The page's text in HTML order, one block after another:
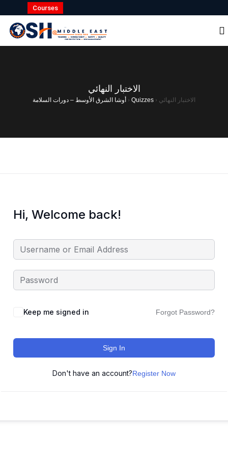
Courses
الاختبار النهائي
أوشا الشرق الأوسط – دورات السلامة › Quizzes › الاختبار النهائي
Hi, Welcome back!
Keep me signed in Forgot Password?
Sign In
Don't have an account?Register Now